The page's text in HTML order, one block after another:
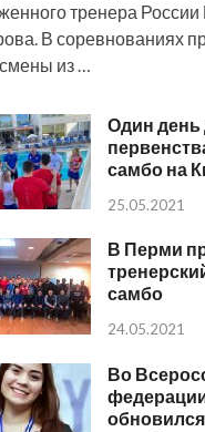
тренера
В соревнованиях
из …
Один день
самбо на
25.05.2021
В Перми
самбо
24.05.2021
Во